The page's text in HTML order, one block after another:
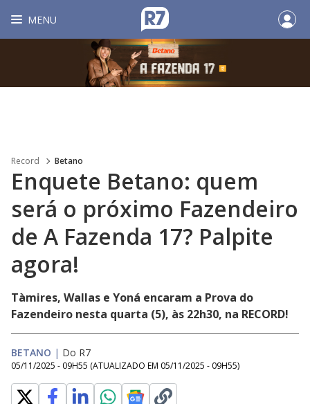
MENU
Record Betano
Enquete Betano: quem
será o próximo Fazendeiro
de A Fazenda 17? Palpite
agora!
Tàmires, Wallas e Yoná encaram a Prova do
Fazendeiro nesta quarta (5), às 22h30, na RECORD!
BETANO | Do R7
05/11/2025 - 09H55 (ATUALIZADO EM 05/11/2025 - 09H55)